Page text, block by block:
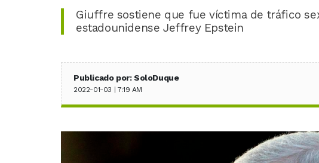
Giuffre sostiene que fue víctima de tráfico
estadounidense Jeffrey Epstein
Publicado por: SoloDuque
2022-01-03 | 7:19 AM